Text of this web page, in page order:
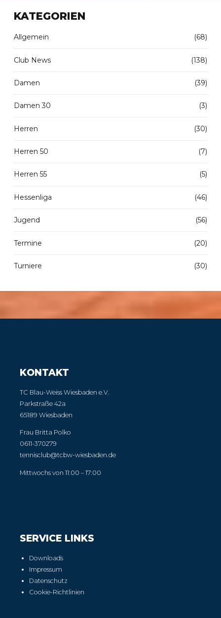
KATEGORIEN
Allgemein (68)
Club News (138)
Damen (39)
Damen 30 (3)
Herren (30)
Herren 50 (7)
Herren 55 (5)
Hessenliga (46)
Jugend (56)
Termine (20)
Turniere (30)
KONTAKT
TC Blau-Weiss Wiesbaden e.V.
Parkstraße 42a
65189 Wiesbaden
Frau Britta Polko
0611-370279
tennisclub@tcbw-wiesbaden.de
Mittwochs von 11:00 – 17:00
SERVICE LINKS
Downloads
Impressum
Datenschutz
Cookie-Richtlinien